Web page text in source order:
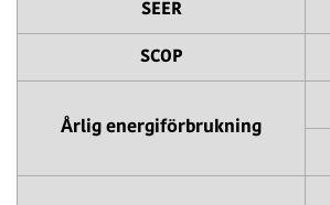
SEER
SCOP
Årlig energiförbrukning